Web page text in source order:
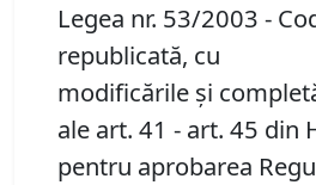
Legea nr. 53/2003 -
republicată, cu
modificările și
ale art. 41 - art. 45 din
pentru aprobarea